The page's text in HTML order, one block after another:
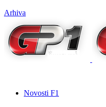
Arhiva
Novosti F1